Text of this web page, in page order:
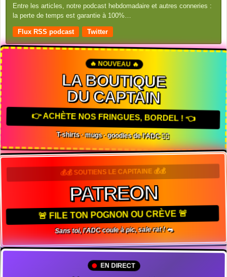
Entre les articles, notre podcast hebdomadaire et autres conneries :
la perte de temps est garantie à 100%…
Flux RSS podcast Twitter
🔥 NOUVEAU 🔥
LA BOUTIQUE
DU CAPTAIN
👉 ACHÈTE NOS FRINGUES, BORDEL ! 👈
T-shirts · mugs · goodies de l'ADC 🏴‍☠️
💰💰 SOUTIENS LE CAPITAINE 💰💰
PATREON
🚨 FILE TON POGNON OU CRÈVE 🚨
Sans toi, l'ADC coule à pic, sale rat ! 🐀
EN DIRECT